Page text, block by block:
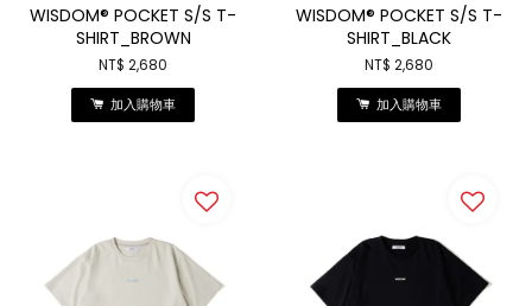
WISDOM® POCKET S/S T-
SHIRT_BROWN
NT$ 2,680
加入購物車
WISDOM® POCKET S/S T-
SHIRT_BLACK
NT$ 2,680
加入購物車